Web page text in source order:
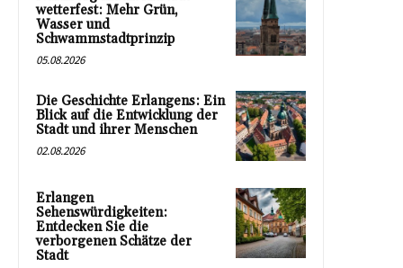
wetterfest: Mehr Grün,
Wasser und
Schwammstadtprinzip
05.08.2026
Die Geschichte Erlangens: Ein
Blick auf die Entwicklung der
Stadt und ihrer Menschen
02.08.2026
Erlangen
Sehenswürdigkeiten:
Entdecken Sie die
verborgenen Schätze der
Stadt